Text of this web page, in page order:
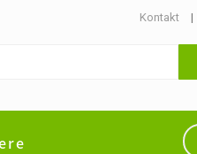
Kontakt |